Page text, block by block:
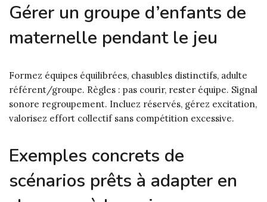
Gérer un groupe d’enfants de
maternelle pendant le jeu
Formez équipes équilibrées, chasubles distinctifs, adulte
référent/groupe. Règles : pas courir, rester équipe. Signal
sonore regroupement. Incluez réservés, gérez excitation,
valorisez effort collectif sans compétition excessive.
Exemples concrets de
scénarios prêts à adapter en